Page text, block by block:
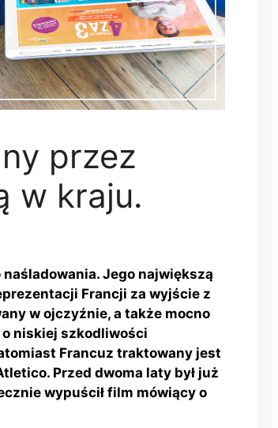
przez
w kraju.
Jego największą
Francji za wyjście z
w ojczyźnie, a także mocno
o niskiej szkodliwości
Francuz traktowany jest
Przed dwoma laty był już
wypuścił film mówiący o